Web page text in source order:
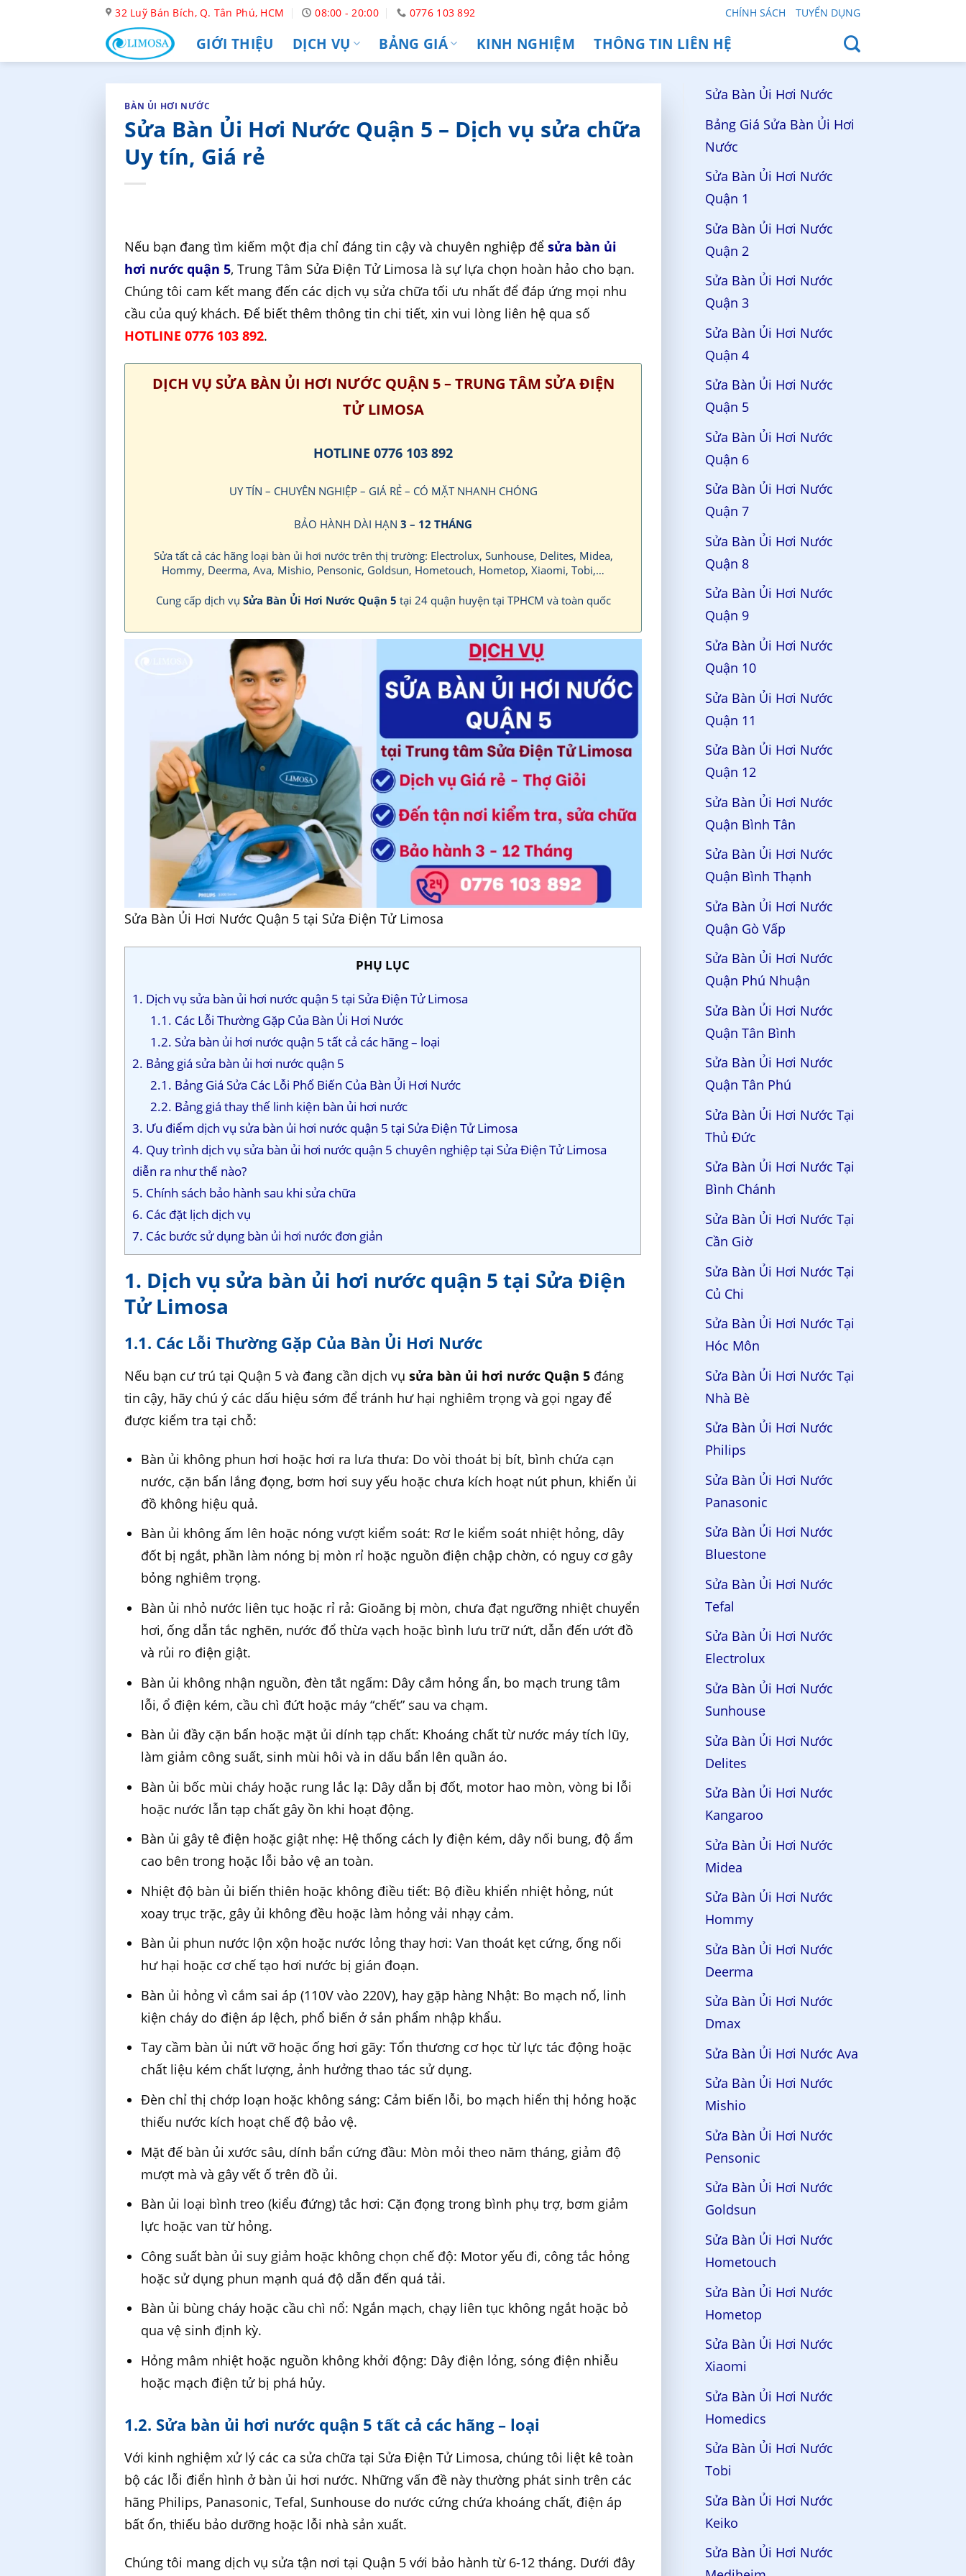
32 Luỹ Bán Bích, Q. Tân Phú, HCM 08:00 - 20:00 0776 103 892 CHÍNH SÁCH TUYỂN DỤNG
GIỚI THIỆU DỊCH VỤ BẢNG GIÁ KINH NGHIỆM THÔNG TIN LIÊN HỆ
BÀN ỦI HƠI NƯỚC
Sửa Bàn Ủi Hơi Nước Quận 5 – Dịch vụ sửa chữa
Uy tín, Giá rẻ
Nếu bạn đang tìm kiếm một địa chỉ đáng tin cậy và chuyên nghiệp đểsửa bàn ủi
hơi nước quận 5, Trung Tâm Sửa Điện Tử Limosa là sự lựa chọn hoàn hảo cho bạn.
Chúng tôi cam kết mang đến các dịch vụ sửa chữa tối ưu nhất để đáp ứng mọi nhu
cầu của quý khách. Để biết thêm thông tin chi tiết, xin vui lòng liên hệ qua số
HOTLINE 0776 103 892.
DỊCH VỤ SỬA BÀN ỦI HƠI NƯỚC QUẬN 5 – TRUNG TÂM SỬA ĐIỆN
TỬ LIMOSA
HOTLINE 0776 103 892
UY TÍN – CHUYÊN NGHIỆP – GIÁ RẺ – CÓ MẶT NHANH CHÓNG
BẢO HÀNH DÀI HẠN3 – 12 THÁNG
Sửa tất cả các hãng loại bàn ủi hơi nước trên thị trường: Electrolux, Sunhouse, Delites, Midea,
Hommy, Deerma, Ava, Mishio, Pensonic, Goldsun, Hometouch, Hometop, Xiaomi, Tobi,…
Cung cấp dịch vụ Sửa Bàn Ủi Hơi Nước Quận 5 tại 24 quận huyện tại TPHCM và toàn quốc
Sửa Bàn Ủi Hơi Nước Quận 5 tại Sửa Điện Tử Limosa
PHỤ LỤC
1. Dịch vụ sửa bàn ủi hơi nước quận 5 tại Sửa Điện Tử Limosa
1.1. Các Lỗi Thường Gặp Của Bàn Ủi Hơi Nước
1.2. Sửa bàn ủi hơi nước quận 5 tất cả các hãng – loại
2. Bảng giá sửa bàn ủi hơi nước quận 5
2.1. Bảng Giá Sửa Các Lỗi Phổ Biến Của Bàn Ủi Hơi Nước
2.2. Bảng giá thay thế linh kiện bàn ủi hơi nước
3. Ưu điểm dịch vụ sửa bàn ủi hơi nước quận 5 tại Sửa Điện Tử Limosa
4. Quy trình dịch vụ sửa bàn ủi hơi nước quận 5 chuyên nghiệp tại Sửa Điện Tử Limosa
diễn ra như thế nào?
5. Chính sách bảo hành sau khi sửa chữa
6. Các đặt lịch dịch vụ
7. Các bước sử dụng bàn ủi hơi nước đơn giản
1. Dịch vụ sửa bàn ủi hơi nước quận 5 tại Sửa Điện
Tử Limosa
1.1. Các Lỗi Thường Gặp Của Bàn Ủi Hơi Nước
Nếu bạn cư trú tại Quận 5 và đang cần dịch vụsửa bàn ủi hơi nước Quận 5 đáng
tin cậy, hãy chú ý các dấu hiệu sớm để tránh hư hại nghiêm trọng và gọi ngay để
được kiểm tra tại chỗ:
Bàn ủi không phun hơi hoặc hơi ra lưa thưa: Do vòi thoát bị bít, bình chứa cạn
nước, cặn bẩn lắng đọng, bơm hơi suy yếu hoặc chưa kích hoạt nút phun, khiến ủi
đồ không hiệu quả.
Bàn ủi không ấm lên hoặc nóng vượt kiểm soát: Rơ le kiểm soát nhiệt hỏng, dây
đốt bị ngắt, phần làm nóng bị mòn rỉ hoặc nguồn điện chập chờn, có nguy cơ gây
bỏng nghiêm trọng.
Bàn ủi nhỏ nước liên tục hoặc rỉ rả: Gioăng bị mòn, chưa đạt ngưỡng nhiệt chuyển
hơi, ống dẫn tắc nghẽn, nước đổ thừa vạch hoặc bình lưu trữ nứt, dẫn đến ướt đồ
và rủi ro điện giật.
Bàn ủi không nhận nguồn, đèn tắt ngấm: Dây cắm hỏng ẩn, bo mạch trung tâm
lỗi, ổ điện kém, cầu chì đứt hoặc máy “chết” sau va chạm.
Bàn ủi đầy cặn bẩn hoặc mặt ủi dính tạp chất: Khoáng chất từ nước máy tích lũy,
làm giảm công suất, sinh mùi hôi và in dấu bẩn lên quần áo.
Bàn ủi bốc mùi cháy hoặc rung lắc lạ: Dây dẫn bị đốt, motor hao mòn, vòng bi lỗi
hoặc nước lẫn tạp chất gây ồn khi hoạt động.
Bàn ủi gây tê điện hoặc giật nhẹ: Hệ thống cách ly điện kém, dây nối bung, độ ẩm
cao bên trong hoặc lỗi bảo vệ an toàn.
Nhiệt độ bàn ủi biến thiên hoặc không điều tiết: Bộ điều khiển nhiệt hỏng, nút
xoay trục trặc, gây ủi không đều hoặc làm hỏng vải nhạy cảm.
Bàn ủi phun nước lộn xộn hoặc nước lỏng thay hơi: Van thoát kẹt cứng, ống nối
hư hại hoặc cơ chế tạo hơi nước bị gián đoạn.
Bàn ủi hỏng vì cắm sai áp (110V vào 220V), hay gặp hàng Nhật: Bo mạch nổ, linh
kiện cháy do điện áp lệch, phổ biến ở sản phẩm nhập khẩu.
Tay cầm bàn ủi nứt vỡ hoặc ống hơi gãy: Tổn thương cơ học từ lực tác động hoặc
chất liệu kém chất lượng, ảnh hưởng thao tác sử dụng.
Đèn chỉ thị chớp loạn hoặc không sáng: Cảm biến lỗi, bo mạch hiển thị hỏng hoặc
thiếu nước kích hoạt chế độ bảo vệ.
Mặt đế bàn ủi xước sâu, dính bẩn cứng đầu: Mòn mỏi theo năm tháng, giảm độ
mượt mà và gây vết ố trên đồ ủi.
Bàn ủi loại bình treo (kiểu đứng) tắc hơi: Cặn đọng trong bình phụ trợ, bơm giảm
lực hoặc van từ hỏng.
Công suất bàn ủi suy giảm hoặc không chọn chế độ: Motor yếu đi, công tắc hỏng
hoặc sử dụng phun mạnh quá độ dẫn đến quá tải.
Bàn ủi bùng cháy hoặc cầu chì nổ: Ngắn mạch, chạy liên tục không ngắt hoặc bỏ
qua vệ sinh định kỳ.
Hỏng mâm nhiệt hoặc nguồn không khởi động: Dây điện lỏng, sóng điện nhiễu
hoặc mạch điện tử bị phá hủy.
1.2. Sửa bàn ủi hơi nước quận 5 tất cả các hãng – loại
Với kinh nghiệm xử lý các ca sửa chữa tại Sửa Điện Tử Limosa, chúng tôi liệt kê toàn
bộ các lỗi điển hình ở bàn ủi hơi nước. Những vấn đề này thường phát sinh trên các
hãng Philips, Panasonic, Tefal, Sunhouse do nước cứng chứa khoáng chất, điện áp
bất ổn, thiếu bảo dưỡng hoặc lỗi nhà sản xuất.
Chúng tôi mang dịch vụ sửa tận nơi tại Quận 5 với bảo hành từ 6-12 tháng. Dưới đây
Sửa Bàn Ủi Hơi Nước
Bảng Giá Sửa Bàn Ủi Hơi
Nước
Sửa Bàn Ủi Hơi Nước
Quận 1
Sửa Bàn Ủi Hơi Nước
Quận 2
Sửa Bàn Ủi Hơi Nước
Quận 3
Sửa Bàn Ủi Hơi Nước
Quận 4
Sửa Bàn Ủi Hơi Nước
Quận 5
Sửa Bàn Ủi Hơi Nước
Quận 6
Sửa Bàn Ủi Hơi Nước
Quận 7
Sửa Bàn Ủi Hơi Nước
Quận 8
Sửa Bàn Ủi Hơi Nước
Quận 9
Sửa Bàn Ủi Hơi Nước
Quận 10
Sửa Bàn Ủi Hơi Nước
Quận 11
Sửa Bàn Ủi Hơi Nước
Quận 12
Sửa Bàn Ủi Hơi Nước
Quận Bình Tân
Sửa Bàn Ủi Hơi Nước
Quận Bình Thạnh
Sửa Bàn Ủi Hơi Nước
Quận Gò Vấp
Sửa Bàn Ủi Hơi Nước
Quận Phú Nhuận
Sửa Bàn Ủi Hơi Nước
Quận Tân Bình
Sửa Bàn Ủi Hơi Nước
Quận Tân Phú
Sửa Bàn Ủi Hơi Nước Tại
Thủ Đức
Sửa Bàn Ủi Hơi Nước Tại
Bình Chánh
Sửa Bàn Ủi Hơi Nước Tại
Cần Giờ
Sửa Bàn Ủi Hơi Nước Tại
Củ Chi
Sửa Bàn Ủi Hơi Nước Tại
Hóc Môn
Sửa Bàn Ủi Hơi Nước Tại
Nhà Bè
Sửa Bàn Ủi Hơi Nước
Philips
Sửa Bàn Ủi Hơi Nước
Panasonic
Sửa Bàn Ủi Hơi Nước
Bluestone
Sửa Bàn Ủi Hơi Nước
Tefal
Sửa Bàn Ủi Hơi Nước
Electrolux
Sửa Bàn Ủi Hơi Nước
Sunhouse
Sửa Bàn Ủi Hơi Nước
Delites
Sửa Bàn Ủi Hơi Nước
Kangaroo
Sửa Bàn Ủi Hơi Nước
Midea
Sửa Bàn Ủi Hơi Nước
Hommy
Sửa Bàn Ủi Hơi Nước
Deerma
Sửa Bàn Ủi Hơi Nước
Dmax
Sửa Bàn Ủi Hơi Nước Ava
Sửa Bàn Ủi Hơi Nước
Mishio
Sửa Bàn Ủi Hơi Nước
Pensonic
Sửa Bàn Ủi Hơi Nước
Goldsun
Sửa Bàn Ủi Hơi Nước
Hometouch
Sửa Bàn Ủi Hơi Nước
Hometop
Sửa Bàn Ủi Hơi Nước
Xiaomi
Sửa Bàn Ủi Hơi Nước
Homedics
Sửa Bàn Ủi Hơi Nước
Tobi
Sửa Bàn Ủi Hơi Nước
Keiko
Sửa Bàn Ủi Hơi Nước